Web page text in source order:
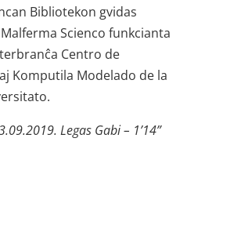
Bibliotekon gvidas
Scienco funkcianta
Centro de
Komputila Modelado de la
Legas Gabi – 1’14”